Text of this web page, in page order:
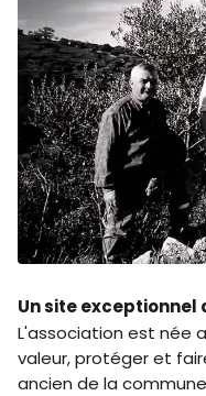
Un site
L'association est née
valeur, protéger et
ancien de la